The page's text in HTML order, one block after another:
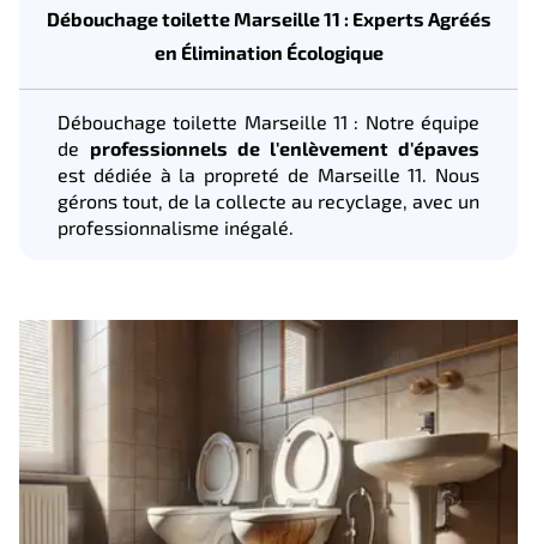
Débouchage toilette Marseille 11 : Experts Agréés
en Élimination Écologique
Débouchage toilette Marseille 11 : Notre équipe
de professionnels de l'enlèvement d'épaves
est dédiée à la propreté de Marseille 11. Nous
gérons tout, de la collecte au recyclage, avec un
professionnalisme inégalé.